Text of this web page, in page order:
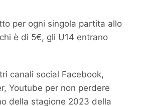
per ogni singola partita allo
è di 5€, gli U14 entrano
canali social Facebook,
Youtube per non perdere
della stagione 2023 della